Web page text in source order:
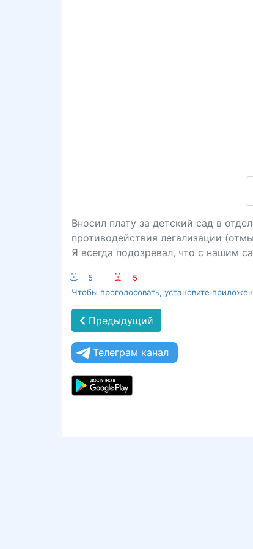
Вносил плату за детский сад в
противодействия легализации
Я всегда подозревал, что с нашим
:-) 5 :-(
5
Чтобы проголосовать, установите
Предыдущий
Телеграм канал